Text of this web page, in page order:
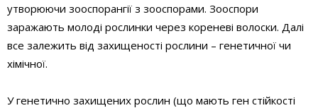
утворюючи зооспорангії з зооспорами. Зооспори
заражають молоді рослинки через кореневі волоски. Далі
все залежить від захищеності рослини – генетичної чи
хімічної.
У генетично захищених рослин (що мають ген стійкості